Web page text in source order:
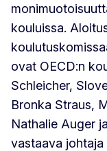
kouluissa.
ovat OECD:n
Schleicher,
Bronka Straus,
Nathalie Auger
vastaava